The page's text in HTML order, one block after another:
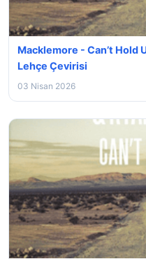
Macklemore - Can’t Hold
Lehçe Çevirisi
03 Nisan 2026